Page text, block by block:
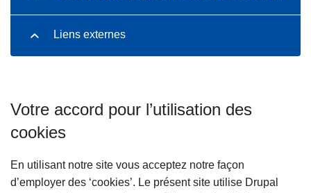
Liens externes
Votre accord pour l’utilisation des
cookies
En utilisant notre site vous acceptez notre façon
d’employer des ‘cookies’. Le présent site utilise Drupal